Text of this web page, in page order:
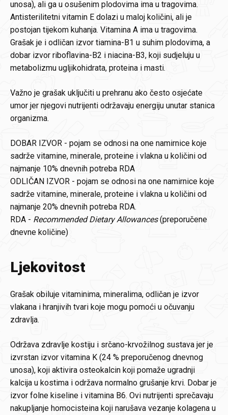
unosa), ali ga u osušenim plodovima ima u tragovima.
Antisterilitetni vitamin E dolazi u maloj količini, ali je
postojan tijekom kuhanja. Vitamina A ima u tragovima.
Grašak je i odličan izvor tiamina-B1 u suhim plodovima, a
dobar izvor riboflavina-B2 i niacina-B3, koji sudjeluju u
metabolizmu ugljikohidrata, proteina i masti.
Važno je grašak uključiti u prehranu ako često osjećate
umor jer njegovi nutrijenti održavaju energiju unutar stanica
organizma.
DOBAR IZVOR - pojam se odnosi na one namirnice koje
sadrže vitamine, minerale, proteine i vlakna u količini od
najmanje 10% dnevnih potreba RDA
ODLIČAN IZVOR - pojam se odnosi na one namirnice koje
sadrže vitamine, minerale, proteine i vlakna u količini od
najmanje 20% dnevnih potreba RDA.
RDA - Recommended Dietary Allowances(preporučene
dnevne količine)
Ljekovitost
Grašak obiluje vitaminima, mineralima, odličan je izvor
vlakana i hranjivih tvari koje mogu pomoći u očuvanju
zdravlja.
Održava zdravlje kostiju i srčano-krvožilnog sustava jer je
izvrstan izvor vitamina K (24 % preporučenog dnevnog
unosa), koji aktivira osteokalcin koji pomaže ugradnji
kalcija u kostima i održava normalno grušanje krvi. Dobar je
izvor folne kiseline i vitamina B6. Ovi nutrijenti sprečavaju
nakupljanje homocisteina koji narušava vezanje kolagena u